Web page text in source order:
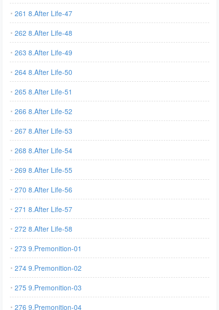
261 8.After Life-47
262 8.After Life-48
263 8.After Life-49
264 8.After Life-50
265 8.After Life-51
266 8.After Life-52
267 8.After Life-53
268 8.After Life-54
269 8.After Life-55
270 8.After Life-56
271 8.After Life-57
272 8.After Life-58
273 9.Premonition-01
274 9.Premonition-02
275 9.Premonition-03
276 9.Premonition-04